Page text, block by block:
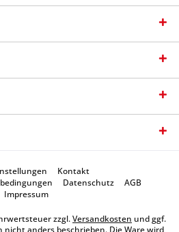
Kontakt
Datenschutz
AGB
Impressum
zzgl.Versandkosten und ggf.
anders beschrieben. Die Ware wird